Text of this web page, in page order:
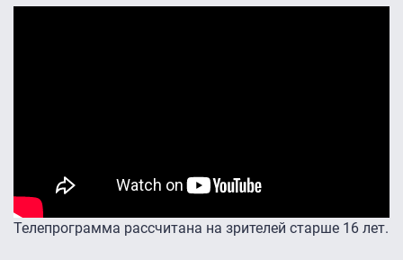
Телепрограмма рассчитана на зрителей старше 16 лет.